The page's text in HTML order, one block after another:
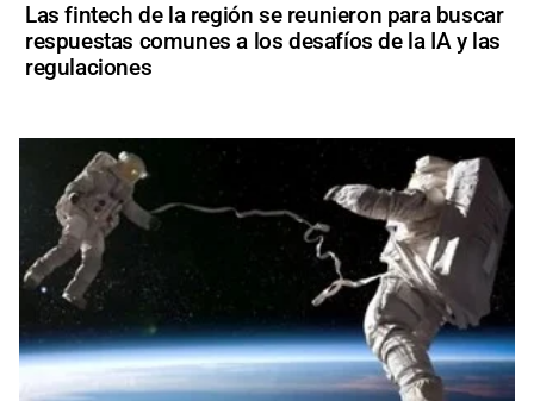
Las fintech de la región se reunieron para buscar
respuestas comunes a los desafíos de la IA y las
regulaciones